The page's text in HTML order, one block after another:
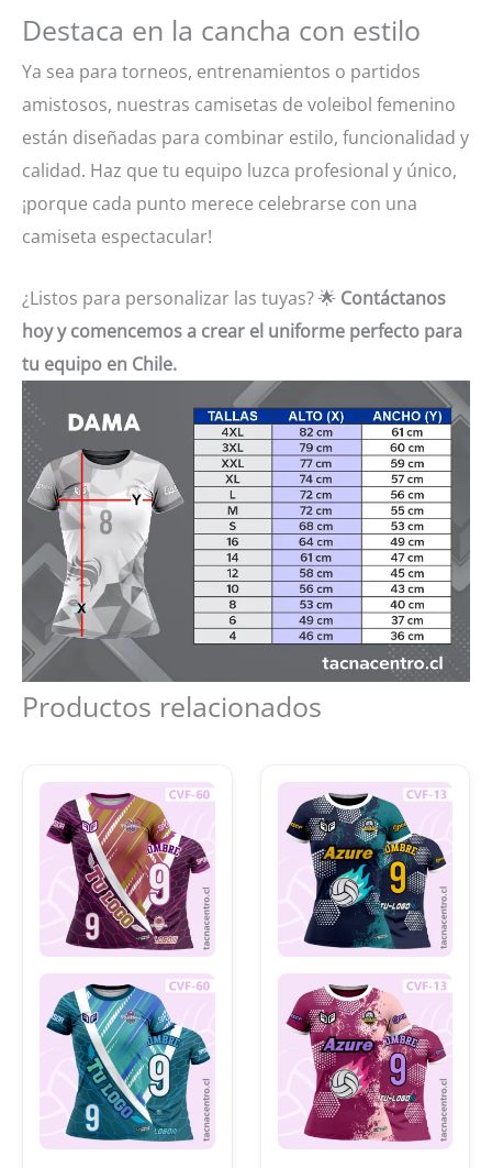
Destaca en la cancha con estilo
Ya sea para torneos, entrenamientos o partidos
amistosos, nuestras camisetas de voleibol femenino
están diseñadas para combinar estilo, funcionalidad y
calidad. Haz que tu equipo luzca profesional y único,
¡porque cada punto merece celebrarse con una
camiseta espectacular!
¿Listos para personalizar las tuyas? 🌟 Contáctanos
hoy y comencemos a crear el uniforme perfecto para
tu equipo en Chile.
Productos relacionados